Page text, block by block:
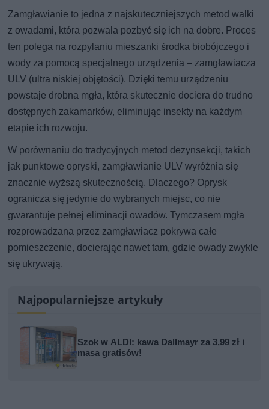
Zamgławianie to jedna z najskuteczniejszych metod walki
z owadami, która pozwala pozbyć się ich na dobre. Proces
ten polega na rozpylaniu mieszanki środka biobójczego i
wody za pomocą specjalnego urządzenia – zamgławiacza
ULV (ultra niskiej objętości). Dzięki temu urządzeniu
powstaje drobna mgła, która skutecznie dociera do trudno
dostępnych zakamarków, eliminując insekty na każdym
etapie ich rozwoju.
W porównaniu do tradycyjnych metod dezynsekcji, takich
jak punktowe opryski, zamgławianie ULV wyróżnia się
znacznie wyższą skutecznością. Dlaczego? Oprysk
ogranicza się jedynie do wybranych miejsc, co nie
gwarantuje pełnej eliminacji owadów. Tymczasem mgła
rozprowadzana przez zamgławiacz pokrywa całe
pomieszczenie, docierając nawet tam, gdzie owady zwykle
się ukrywają.
Najpopularniejsze artykuły
Szok w ALDI: kawa Dallmayr za 3,99 zł i
masa gratisów!